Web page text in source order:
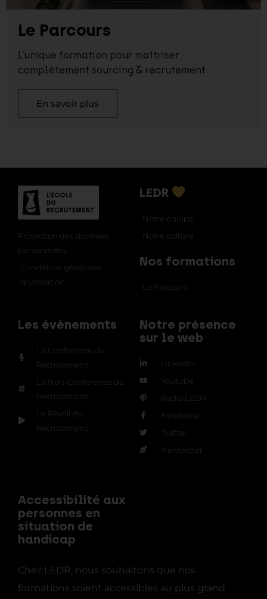
Le Parcours
L’unique formation pour maîtriser
complètement sourcing & recrutement.
En savoir plus
Protection des données
personnelles
Conditions générales
d'utilisation
LEDR
Notre équipe
Notre culture
Nos formations
Le Parcours
Les évènements
La Conférence du
Recrutement
La Non-Conférence du
Recrutement
Le Réveil du
Recrutement
Notre présence
sur le web
LinkedIn
Youtube
Radio LEDR
Facebook
Twitter
Newsletter
Accessibilité aux
personnes en
situation de
handicap
Chez LEDR, nous souhaitons que nos
formations soient accessibles au plus grand